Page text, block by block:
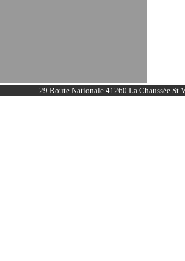
29 Route Nationale 41260 La Chaussée